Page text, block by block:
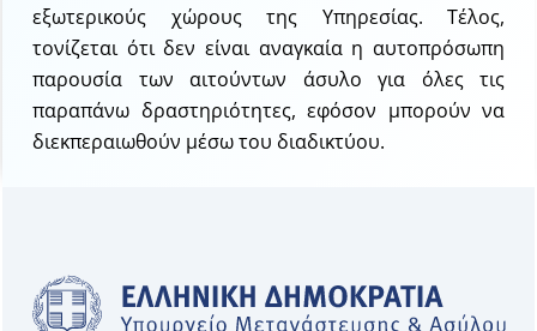
εξωτερικούς χώρους της Υπηρεσίας. Τέλος,
τονίζεται ότι δεν είναι αναγκαία η αυτοπρόσωπη
παρουσία των αιτούντων άσυλο για όλες τις
παραπάνω δραστηριότητες, εφόσον μπορούν να
διεκπεραιωθούν μέσω του διαδικτύου.